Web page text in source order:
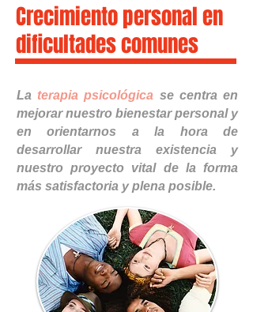
Crecimiento personal en
dificultades comunes
La terapia psicológica se centra en
mejorar nuestro bienestar personal y
en orientarnos a la hora de
desarrollar nuestra existencia y
nuestro proyecto vital de la forma
más satisfactoria y plena posible.